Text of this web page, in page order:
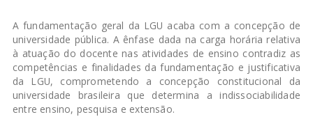
A fundamentação geral da LGU acaba com a concepção de
universidade pública. A ênfase dada na carga horária relativa
à atuação do docente nas atividades de ensino contradiz as
competências e finalidades da fundamentação e justificativa
da LGU, comprometendo a concepção constitucional da
universidade brasileira que determina a indissociabilidade
entre ensino, pesquisa e extensão.